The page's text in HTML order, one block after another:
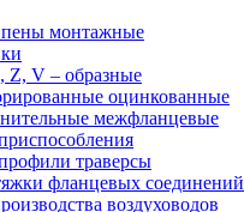
пены монтажные
Z, V – образные
оцинкованные
межфланцевые
траверсы
фланцевых соединений
воздуховодов